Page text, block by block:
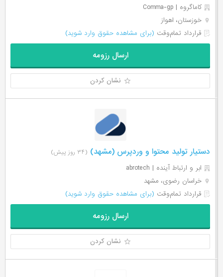
کاماگروه | Comma-gp
خوزستان، اهواز
قرارداد تمام‌وقت (برای مشاهده حقوق وارد شوید)
ارسال رزومه
نشان کردن
دستیار تولید محتوا و وردپرس (مشهد) (۳۴ روز پیش)
ابر و ارتباط آینده | abrotech
خراسان رضوی، مشهد
قرارداد تمام‌وقت (برای مشاهده حقوق وارد شوید)
ارسال رزومه
نشان کردن